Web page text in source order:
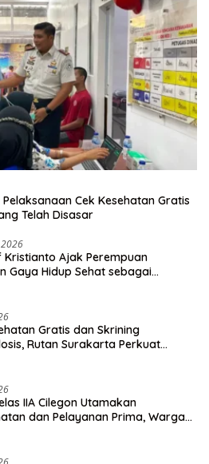
Cek Kesehatan Gratis
Telah Disasar
Kristianto Ajak Perempuan
Gaya Hidup Sehat sebagai
Gratis dan Skrining
Rutan Surakarta Perkuat
IIA Cilegon Utamakan
dan Pelayanan Prima, Warga